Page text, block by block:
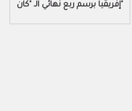
إفريقيا برسم ربع نهائي الـ "كان"